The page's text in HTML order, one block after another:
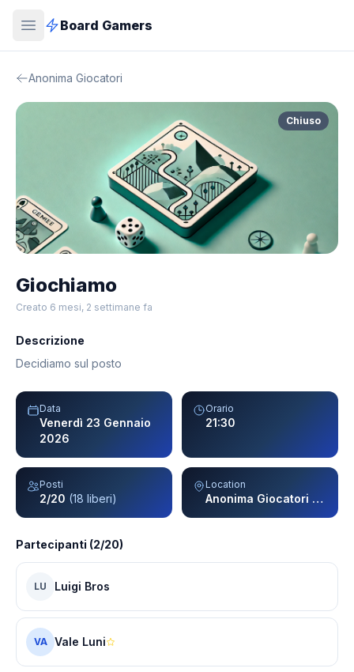
Board Gamers
Anonima Giocatori
Chiuso
Giochiamo
Creato 6 mesi, 2 settimane fa
Descrizione
Decidiamo sul posto
Data
Venerdì 23 Gennaio
2026
Orario
21:30
Posti
2/20 (18 liberi)
Location
Anonima Giocatori - Milano
Partecipanti (2/20)
LU Luigi Bros
VA Vale Luni